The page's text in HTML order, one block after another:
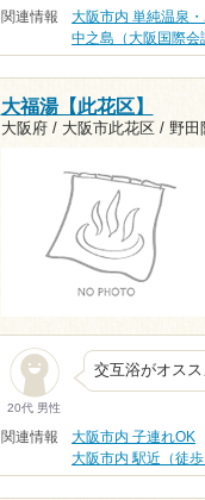
関連情報 大阪市内 単純温泉
中之島（大阪国際会
大福湯【此花区】
大阪府 / 大阪市此花区 / 野田
20代 男性
交互浴がオスス
関連情報 大阪市内 子連れOK
大阪市内 駅近（徒歩